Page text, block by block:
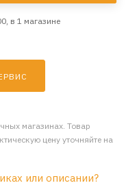
в 1 магазине
магазинах. Товар
цену уточняйте на
или описании?